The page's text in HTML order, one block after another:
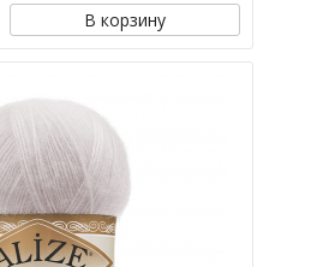
В корзину